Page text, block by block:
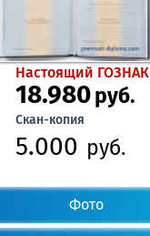
Настоящий ГОЗНАК
18.980руб.
Скан-копия
5.000 руб.
Фото